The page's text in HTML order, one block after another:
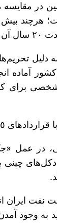
در
دلیل
برای
به وقوع پیوست.
نفت ١٠٠
چینی با
صنعت
به وجود